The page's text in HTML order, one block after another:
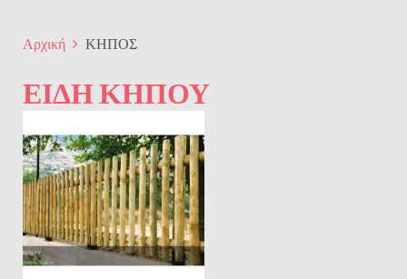
Αρχική ΚΗΠΟΣ
ΕΊΔΗ ΚΉΠΟΥ